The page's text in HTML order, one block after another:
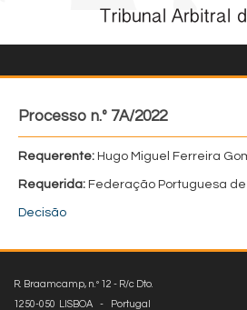
Processo n.º 7A/2022
Requerente: Hugo Miguel Ferreira
Requerida: Federação Portuguesa de
Decisão
R. Braamcamp, n.º 12 - R/c Dto.
1250-050 LISBOA - Portugal